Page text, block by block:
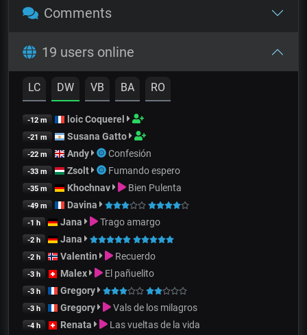
Comments
19 users online
LC DW VB BA RO
-12 m loic Coquerel
-21 m Susana Gatto
-22 m Andy Confesión
-33 m Zsolt Fumando espero
-35 m Khochnav Bien Pulenta
-49 m Davina
-1 h Jana Trago amargo
-2 h Jana
-2 h Valentin Recuerdo
-3 h Malex El pañuelito
-3 h Gregory
-3 h Gregory Vals de los milagros
-4 h Renata Las vueltas de la vida